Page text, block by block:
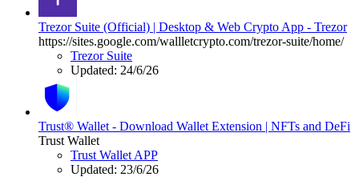
Trezor Suite (Official) | Desktop & Web Crypto App - Trezor
https://sites.google.com/wallletcrypto.com/trezor-suite/home/
Trezor Suite
Updated: 24/6/26
Trust® Wallet - Download Wallet Extension | NFTs and DeFi
Trust Wallet
Trust Wallet APP
Updated: 23/6/26